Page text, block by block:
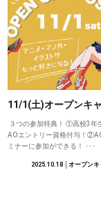
11/1(土)オープンキ
３つの参加特典！ ①高校3年
AOエントリー資格付与！
ミナーに参加ができる！ ･･･
2025.10.18│オープンキ